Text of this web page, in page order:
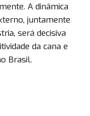
A dinâmica
juntamente
será decisiva
da cana e
Brasil.